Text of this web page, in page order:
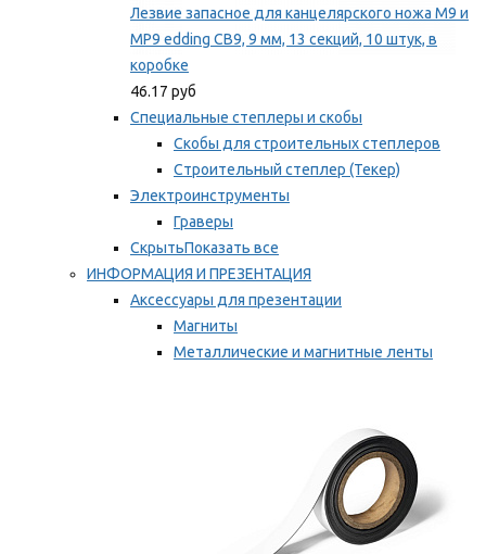
Лезвие запасное для канцелярского ножа M9 и
MP9 edding CB9, 9 мм, 13 секций, 10 штук, в
коробке
46.17 руб
Специальные степлеры и скобы
Скобы для строительных степлеров
Строительный степлер (Текер)
Электроинструменты
Граверы
СкрытьПоказать все
ИНФОРМАЦИЯ И ПРЕЗЕНТАЦИЯ
Аксессуары для презентации
Магниты
Металлические и магнитные ленты